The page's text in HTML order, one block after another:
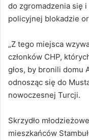
do zgromadzenia się
policyjnej blokadzie
„Z tego miejsca
członków CHP,
głos, by bronili domu
odnosząc się do
nowoczesnej Turcji.
Skrzydło
mieszkańców